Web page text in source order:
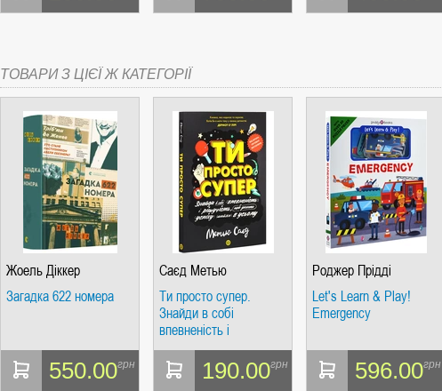
ТОВАРИ З ЦІЄЇ Ж КАТЕГОРІЇ
Жоель Діккер
Загадка 622 номера
550.00грн
Саєд Метью
Ти просто супер.
Знайди в собі
впевненість і
рішучість, щоб досягти
успіху (майже) в
усьому
190.00грн
Роджер Прідді
Let's Learn & Play!
Emergency
596.00грн